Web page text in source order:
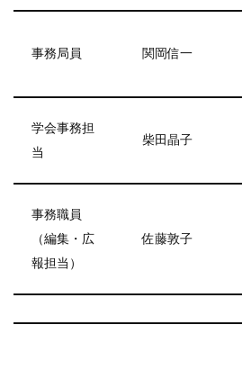
事務局員 関岡信一
学会事務担
当
柴田晶子
事務職員
（編集・広
報担当）
佐藤敦子